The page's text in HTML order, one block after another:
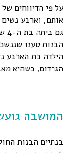
על פי הדיווחים
אותם, וארבע
הבנות טענו
הגרדום, כשהיא
המושבה
בנתיים הבנות